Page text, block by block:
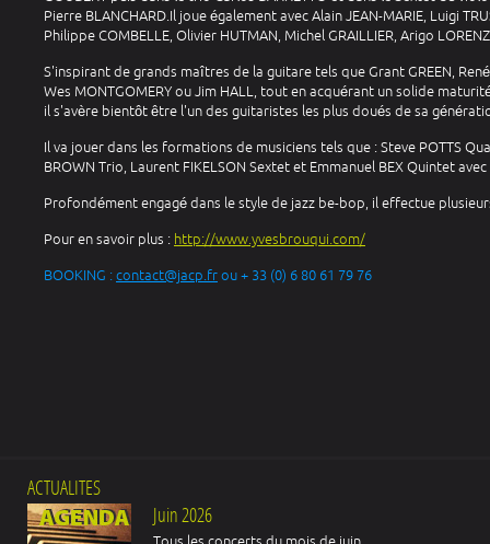
Pierre BLANCHARD.Il joue également avec Alain JEAN-MARIE, Luigi
Philippe COMBELLE, Olivier HUTMAN, Michel GRAILLIER, Arigo
S'inspirant de grands maîtres de la guitare tels que Grant GREEN,
Wes MONTGOMERY ou Jim HALL, tout en acquérant un solide
il s'avère bientôt être l'un des guitaristes les plus doués de sa
Il va jouer dans les formations de musiciens tels que : Steve POTTS
BROWN Trio, Laurent FIKELSON Sextet et Emmanuel BEX Quintet
Profondément engagé dans le style de jazz be-bop, il effectue
Pour en savoir plus : http://www.yvesbrouqui.com/
BOOKING : contact@jacp.fr ou + 33 (0) 6 80 61 79 76
ACTUALITES
Juin 2026
Tous les concerts du mois de juin